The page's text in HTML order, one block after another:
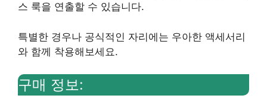
스 룩을 연출할 수 있습니다.
특별한 경우나 공식적인 자리에는 우아한 액세서리
와 함께 착용해보세요.
구매 정보: